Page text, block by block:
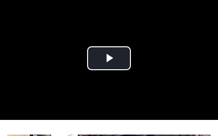
Play Video